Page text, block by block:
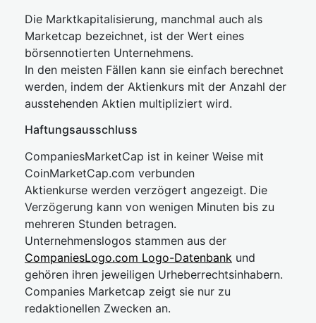
Die Marktkapitalisierung, manchmal auch als
Marketcap bezeichnet, ist der Wert eines
börsennotierten Unternehmens.
In den meisten Fällen kann sie einfach berechnet
werden, indem der Aktienkurs mit der Anzahl der
ausstehenden Aktien multipliziert wird.
Haftungsausschluss
CompaniesMarketCap ist in keiner Weise mit
CoinMarketCap.com verbunden
Aktienkurse werden verzögert angezeigt. Die
Verzögerung kann von wenigen Minuten bis zu
mehreren Stunden betragen.
Unternehmenslogos stammen aus der
CompaniesLogo.com Logo-Datenbank und
gehören ihren jeweiligen Urheberrechtsinhabern.
Companies Marketcap zeigt sie nur zu
redaktionellen Zwecken an.